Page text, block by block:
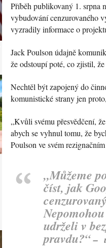
Příběh publikovaný 1. srpna
vybudování cenzurovaného
vyzradily informace o
Jack Poulson údajně
že odstoupí poté, co zjistil,
Nechtěl být zapojený do
komunistické strany jen
„Kvůli svému přesvědčení,
abych se vyhnul tomu, že
Poulson ve svém
„Můžeme
číst, jak
udrželi v
pravdu?“–